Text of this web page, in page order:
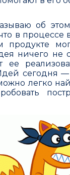
об
в процессе
ничего не
ее
сегодня
легко